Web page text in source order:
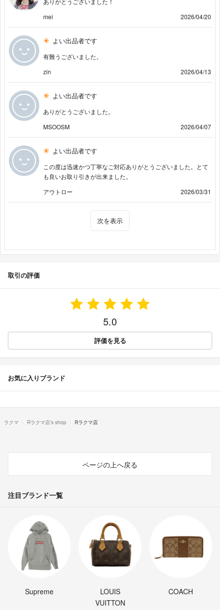
mei
2026/04/20
よい出品者です
有難うございました。
zin
2026/04/13
よい出品者です
ありがとうございました。
MSOOSM
2026/04/07
よい出品者です
この度は迅速かつ丁寧なご対応ありがとうございました。とて
も良いお取り引きが出来ました。
アウトロー
2026/03/31
次を表示
取引の評価
5.0
評価を見る
お気に入りブランド
ラクマ Rラクマ店's shop Rラクマ店
ページの上へ戻る
注目ブランド一覧
Supreme
LOUIS
VUITTON
COACH